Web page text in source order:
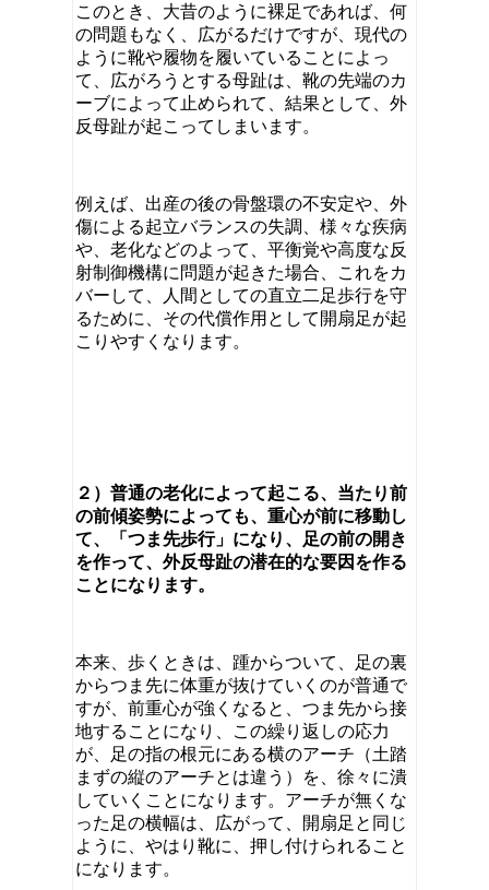
このとき、大昔のように裸足であれば、何
の問題もなく、広がるだけですが、現代の
ように靴や履物を履いていることによっ
て、広がろうとする母趾は、靴の先端のカ
ーブによって止められて、結果として、外
反母趾が起こってしまいます。
例えば、出産の後の骨盤環の不安定や、外
傷による起立バランスの失調、様々な疾病
や、老化などのよって、平衡覚や高度な反
射制御機構に問題が起きた場合、これをカ
バーして、人間としての直立二足歩行を守
るために、その代償作用として開扇足が起
こりやすくなります。
２）普通の老化によって起こる、当たり前
の前傾姿勢によっても、重心が前に移動し
て、「つま先歩行」になり、足の前の開き
を作って、外反母趾の潜在的な要因を作る
ことになります。
本来、歩くときは、踵からついて、足の裏
からつま先に体重が抜けていくのが普通で
すが、前重心が強くなると、つま先から接
地することになり、この繰り返しの応力
が、足の指の根元にある横のアーチ（土踏
まずの縦のアーチとは違う）を、徐々に潰
していくことになります。アーチが無くな
った足の横幅は、広がって、開扇足と同じ
ように、やはり靴に、押し付けられること
になります。